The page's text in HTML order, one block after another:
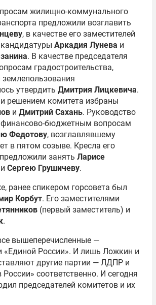
жилищно-коммунального
предложили возглавить
, в качестве его заместителей
Аркадия Лунева и
. В качестве председателя
градостроительства,
землепользования
утвердить Дмитрия Лицкевича.
решением комитета избраны
и Дмитрий Сахань. Руководство
бюджетным вопросам
Федотову, возглавлявшему
в пятом созыве. Кресла его
занять Ларисе
и Сергею Грушичеву.
ранее спикером горсовета был
Корбут. Его заместителями
(первый заместитель) и
.
вышеперечисленные —
«Единой России». И лишь Ложкин и
другие партии — ЛДПР и
соответственно. И сегодня
председателей комитетов и их